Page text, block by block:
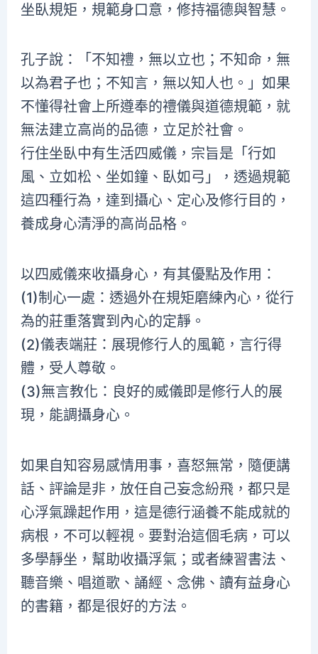
坐臥規矩，規範身口意，修持福德與智慧。
孔子說：「不知禮，無以立也；不知命，無
以為君子也；不知言，無以知人也。」如果
不懂得社會上所遵奉的禮儀與道德規範，就
無法建立高尚的品德，立足於社會。
行住坐臥中有生活四威儀，宗旨是「行如
風、立如松、坐如鐘、臥如弓」，透過規範
這四種行為，達到攝心、定心及修行目的，
養成身心清淨的高尚品格。
以四威儀來收攝身心，有其優點及作用：
(1)制心一處：透過外在規矩磨練內心，從行
為的莊重落實到內心的定靜。
(2)儀表端莊：展現修行人的風範，言行得
體，受人尊敬。
(3)無言教化：良好的威儀即是修行人的展
現，能調攝身心。
如果自知容易感情用事，喜怒無常，隨便講
話、評論是非，放任自己妄念紛飛，都只是
心浮氣躁起作用，這是德行涵養不能成就的
病根，不可以輕視。要對治這個毛病，可以
多學靜坐，幫助收攝浮氣；或者練習書法、
聽音樂、唱道歌、誦經、念佛、讀有益身心
的書籍，都是很好的方法。